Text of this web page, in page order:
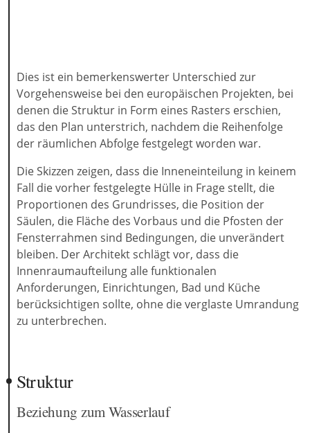
Dies ist ein bemerkenswerter Unterschied zur
Vorgehensweise bei den europäischen Projekten, bei
denen die Struktur in Form eines Rasters erschien,
das den Plan unterstrich, nachdem die Reihenfolge
der räumlichen Abfolge festgelegt worden war.
Die Skizzen zeigen, dass die Inneneinteilung in keinem
Fall die vorher festgelegte Hülle in Frage stellt, die
Proportionen des Grundrisses, die Position der
Säulen, die Fläche des Vorbaus und die Pfosten der
Fensterrahmen sind Bedingungen, die unverändert
bleiben. Der Architekt schlägt vor, dass die
Innenraumaufteilung alle funktionalen
Anforderungen, Einrichtungen, Bad und Küche
berücksichtigen sollte, ohne die verglaste Umrandung
zu unterbrechen.
Struktur
Beziehung zum Wasserlauf